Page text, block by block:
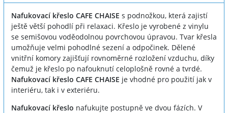
Nafukovací křeslo CAFE CHAISE s podnožkou, která zajistí
ještě větší pohodlí při relaxaci. Křeslo je vyrobené z vinylu
se semišovou voděodolnou povrchovou úpravou. Tvar křesla
umožňuje velmi pohodlné sezení a odpočinek. Dělené
vnitřní komory zajišťují rovnoměrné rozložení vzduchu, díky
čemuž je křeslo po nafouknutí celoplošně rovné a tvrdé.
Nafukovací křeslo CAFE CHAISE je vhodné pro použití jak v
interiéru, tak i v exteriéru.
Nafukovací křeslo nafukujte postupně ve dvou fázích. V